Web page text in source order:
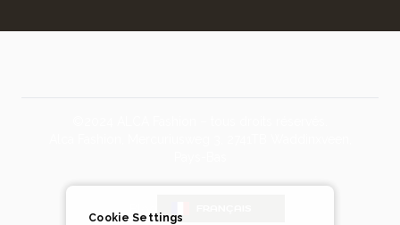
Cookie Settings